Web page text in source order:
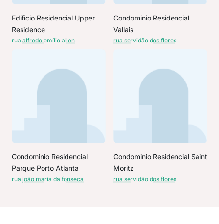
Edificio Residencial Upper
Residence
rua alfredo emílio allen
Condominio Residencial
Vallais
rua servidão dos flores
Condominio Residencial
Parque Porto Atlanta
rua joão maria da fonseca
Condominio Residencial Saint
Moritz
rua servidão dos flores